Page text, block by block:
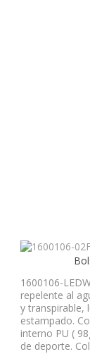
1600106-
repelente al
y transpirable,
estampado.
interno PU (
de deporte.